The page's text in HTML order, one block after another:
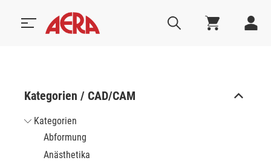
Kategorien / CAD/CAM
Kategorien
Abformung
Anästhetika